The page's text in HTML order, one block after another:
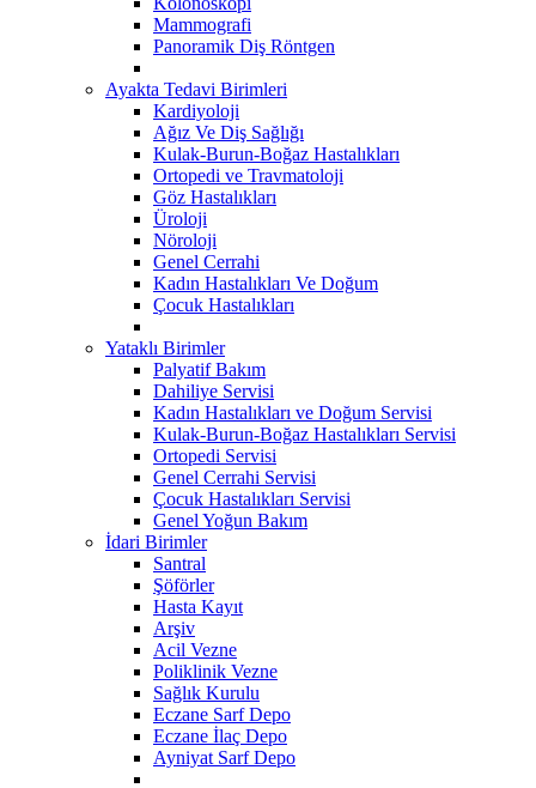
Mammografi
Panoramik Diş Röntgen
Ayakta Tedavi Birimleri
Kardiyoloji
Ağız Ve Diş Sağlığı
Kulak-Burun-Boğaz Hastalıkları
Ortopedi ve Travmatoloji
Göz Hastalıkları
Üroloji
Nöroloji
Genel Cerrahi
Kadın Hastalıkları Ve Doğum
Çocuk Hastalıkları
Yataklı Birimler
Palyatif Bakım
Dahiliye Servisi
Kadın Hastalıkları ve Doğum Servisi
Kulak-Burun-Boğaz Hastalıkları Servisi
Ortopedi Servisi
Genel Cerrahi Servisi
Çocuk Hastalıkları Servisi
Genel Yoğun Bakım
İdari Birimler
Santral
Şöförler
Hasta Kayıt
Arşiv
Acil Vezne
Poliklinik Vezne
Sağlık Kurulu
Eczane Sarf Depo
Eczane İlaç Depo
Ayniyat Sarf Depo